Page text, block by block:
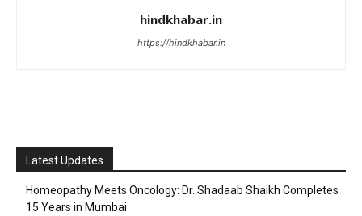
hindkhabar.in
https://hindkhabar.in
Latest Updates
Homeopathy Meets Oncology: Dr. Shadaab Shaikh Completes
15 Years in Mumbai